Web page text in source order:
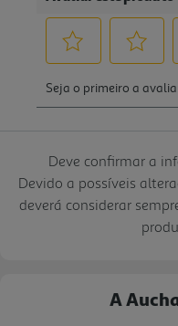
Deve confirmar a
Devido a possíveis
deverá considerar
A